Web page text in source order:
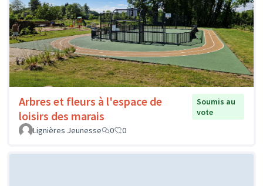
Arbres et fleurs à l'espace de
loisirs des marais
Soumis au
vote
Lignières Jeunesse
0 0